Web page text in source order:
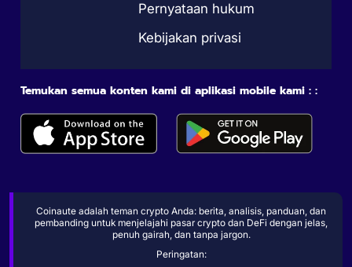
Pernyataan hukum
Kebijakan privasi
Temukan semua konten kami di aplikasi mobile kami : :
Coinaute adalah teman crypto Anda: berita, analisis, panduan, dan
pembanding untuk menjelajahi pasar crypto dan DeFi dengan jelas,
penuh gairah, dan tanpa jargon.
Peringatan: